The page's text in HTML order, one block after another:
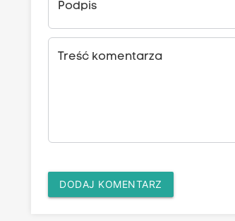
Podpis
Treść komentarza
DODAJ KOMENTARZ